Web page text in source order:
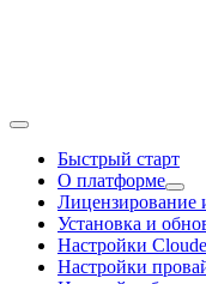
Быстрый старт
О платформе
Лицензирование
Установка и
Настройки
Настройки